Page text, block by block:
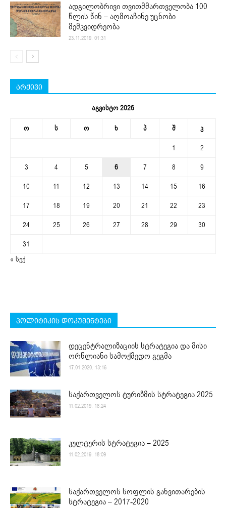
ადგილობრივი თვითმმართველობა 100
წლის წინ – აღმოაჩინე უცნობი
მემკვიდრეობა
23.11.2019. 01:31
არქივი
აგვისტო 2026
ო ს ო ხ პ შ კ
1
2
3
4 5 6 7 8
9
10
11 12 13 14 15
16
17
18 19 20 21 22
23
24
25 26 27 28 29
30
31
« სექ
პოლიტიკის დოკუმენტები
დეცენტრალიზაციის სტრატეგია და მისი
ორწლიანი სამოქმედო გეგმა
17.01.2020. 13:16
საქართველოს ტურიზმის სტრატეგია 2025
11.02.2019. 18:24
კულტურის სტრატეგია – 2025
11.02.2019. 18:09
საქართველოს სოფლის განვითარების
სტრატეგია – 2017-2020